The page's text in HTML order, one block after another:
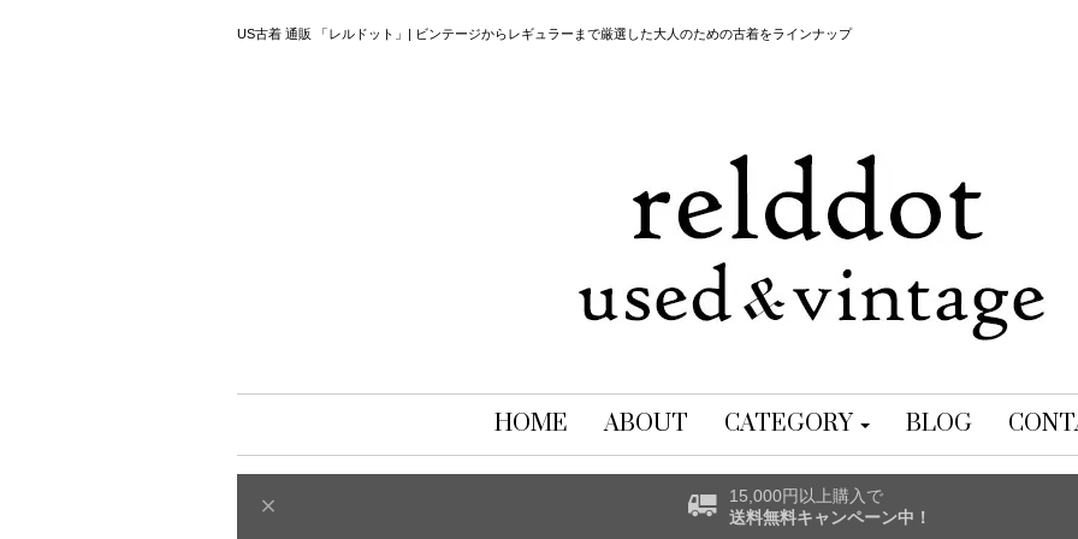
US古着 通販 「レルドット」| ビンテージからレギュラーまで厳選した大人のための古着をラインナップ
HOME ABOUT CATEGORY BLOG
15,000円以上購入で
送料無料キャンペーン中！